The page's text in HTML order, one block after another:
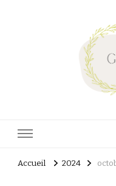
Accueil 2024